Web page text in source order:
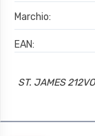
Marchio:
EAN:
ST. JAMES